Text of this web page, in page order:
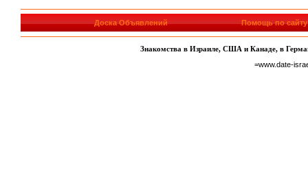
Доска Объявлений Помощь по сайту
Знакомства в Израиле, США и Канаде, в
=www.date-